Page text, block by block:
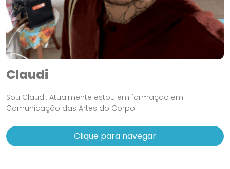
Claudi
Sou Claudi. Atualmente estou em formação em
Comunicação das Artes do Corpo.
Clique para navegar